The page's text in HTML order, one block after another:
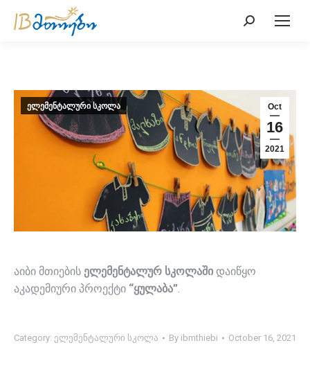
Search:
Oct
16
2021
ელემენტალური სკოლა
აიბი მთიების ელემენტალურ სკოლაში დაიწყო
აკადემიური პროექტი “ყულაბა”.
Category: ელემენტალური სკოლა By ibmthiebi October 16, 2021